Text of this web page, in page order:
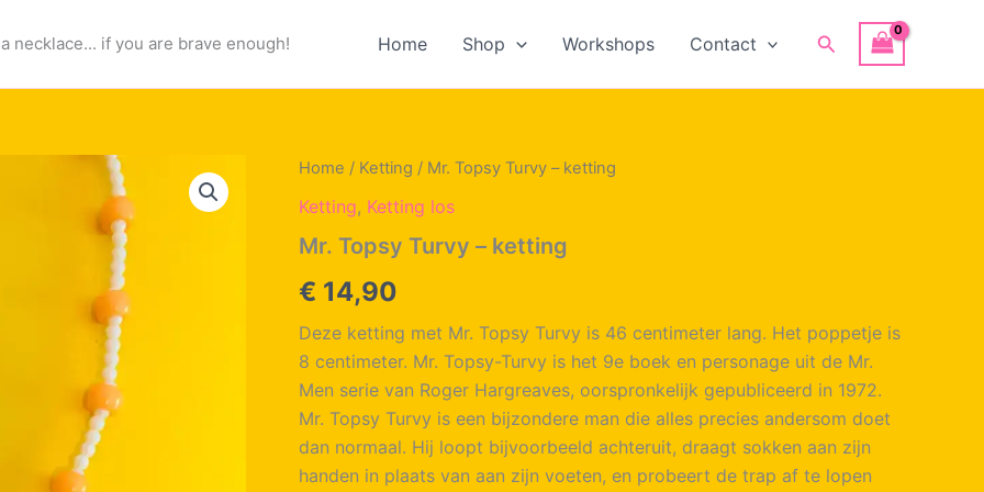
necklace... if you are brave enough! Home Shop Workshops Contact Zoeken
Home / Ketting / Mr. Topsy Turvy – ketting
Ketting, Ketting los
Mr. Topsy Turvy – ketting
€ 14,90
Deze ketting met Mr. Topsy Turvy is 46 centimeter lang. Het poppetje is
8 centimeter. Mr. Topsy-Turvy is het 9e boek en personage uit de Mr.
Men serie van Roger Hargreaves, oorspronkelijk gepubliceerd in 1972.
Mr. Topsy Turvy is een bijzondere man die alles precies andersom doet
dan normaal. Hij loopt bijvoorbeeld achteruit, draagt sokken aan zijn
handen in plaats van aan zijn voeten, en probeert de trap af te lopen